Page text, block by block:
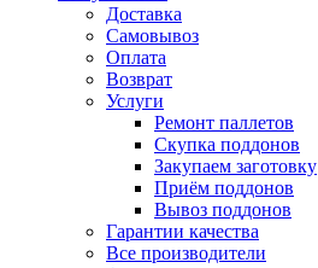
Доставка
Самовывоз
Оплата
Возврат
Услуги
Ремонт паллетов
Скупка поддонов
Закупаем заготовку
Приём поддонов
Вывоз поддонов
Гарантии качества
Все производители